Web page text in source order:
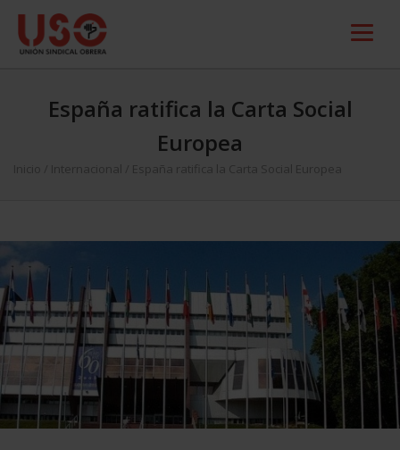
España ratifica la Carta Social
Europea
Inicio Internacional España ratifica la Carta Social Europea